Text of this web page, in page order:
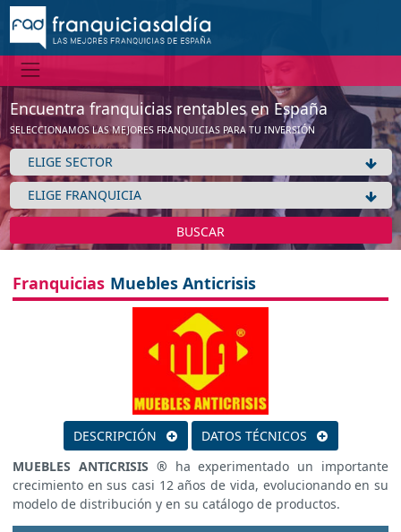
Encuentra franquicias rentables en España
SELECCIONAMOS LAS MEJORES FRANQUICIAS PARA TU INVERSIÓN
BUSCAR
Franquicias Muebles Anticrisis
DESCRIPCIÓN
DATOS TÉCNICOS
MUEBLES ANTICRISIS ® ha experimentado un importante
crecimiento en sus casi 12 años de vida, evolucionando en su
modelo de distribución y en su catálogo de productos.